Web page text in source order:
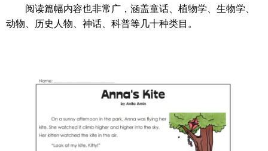
阅读篇幅内容也非常广，涵盖童话、植物学、生物学、
动物、历史人物、神话、科普等几十种类目。